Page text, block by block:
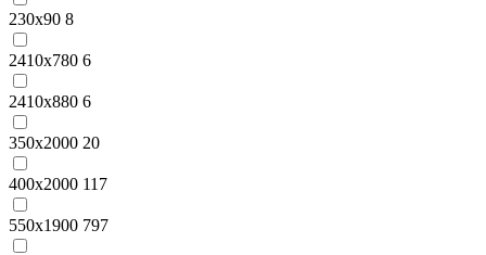
230x90 8
2410x780 6
2410x880 6
350x2000 20
400x2000 117
550x1900 797